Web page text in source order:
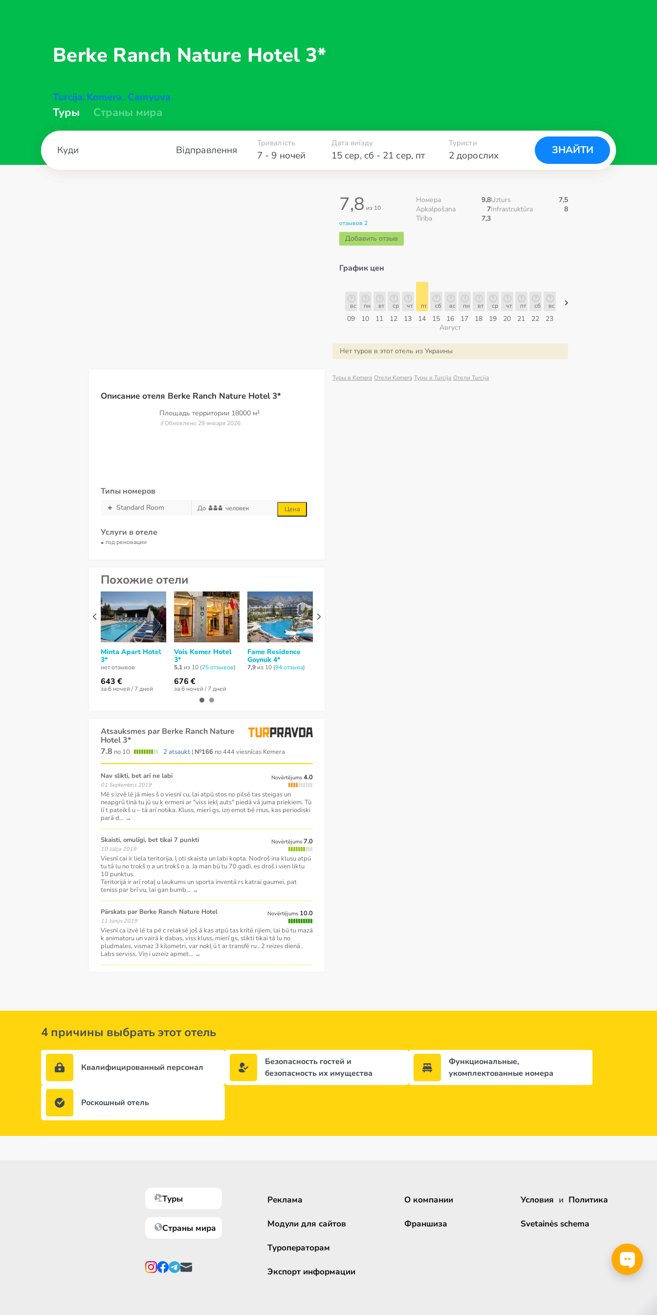
Berke Ranch Nature Hotel 3*
Turcija, Kemera , Camyuva
Туры Страны мира
Відправлення 7 - 9 ночей
Тривалість Дата виїзду
15 сер, сб - 21 сер, пт 2 дорослих
Туристи
ЗНАЙТИ
Описание отеля Berke Ranch Nature Hotel 3*
Площадь территории 18000 м²
// Обновлено 29 января 2026
Типы номеров
Standard Room До человек Цена
Услуги в отеле
год реновации
7,8 из 10
отзывов 2
Добавить отзыв
Номера
9,8
Apkalpošana
7
Tīrība
7,3
Uzturs
7,5
Infrastruktūra
8
График цен
09
вс
10
пн
11
вт
12
ср
13
чт
14
пт
15
сб
16
вс
17
пн
18
вт
19
ср
20
чт
21
пт
22
сб
23
вс
Август
Нет туров в этот отель из Украины
Туры в Kemera Отели Kemera Туры в Turcija Отели Turcija
Похожие отели
Minta Apart Hotel
3*
нет отзывов
643 €
за 6 ночей / 7 дней
Vois Kemer Hotel
3*
5,1 из 10 (25 отзывов)
676 €
за 6 ночей / 7 дней
Fame Residence
Goynuk 4*
7,9 из 10 (94 отзывa)
Atsauksmes par Berke Ranch Nature
Hotel 3*
7.8 no 10 2 atsaukt | №166 no 444 viesnīcas Kemera
Nav slikti, bet arī ne labi
01 Septembris 2019
Novērtējums
4.0
Mē s izvē lē jā mies š o viesnī cu, lai atpū stos no pilsē tas steigas un
neapgrū tinā tu jū su ķ ermeni ar "viss iekļ auts" piedā vā juma priekiem. Tū
lī t pateikš u – tā arī notika. Kluss, mierī gs, izņ emot bē rnus, kas periodiski
parā d... →
Skaisti, omulīgi, bet tikai 7 punkti
10 Jūlija 2019
Novērtējums
7.0
Viesnī cai ir liela teritorija, ļ oti skaista un labi kopta. Nodroš ina klusu atpū
tu tā lu no trokš ņ a un trokš ņ a. Ja man bū tu 70 gadi, es droš i vien liktu
10 punktus.
Teritorijā ir arī rotaļ u laukums un sporta inventā rs katrai gaumei, pat
teniss par brī vu, lai gan bumb... →
Pārskats par Berke Ranch Nature Hotel
11 Jūnijs 2019
Novērtējums
10.0
Viesnī ca izvē lē ta pē c relaksē još ā kas atpū tas kritē rijiem, lai bū tu mazā
k animatoru un vairā k dabas, viss kluss, mierī gs, slikti tikai tā lu no
pludmales, vismaz 3 kilometri, var nokļ ū t ar transfē ru , 2 reizes dienā .
Labs serviss. Viņ i uzreiz apmet... →
4 причины выбрать этот отель
Квалифицированный персонал
Безопасность гостей и
безопасность их имущества
Функциональные,
укомплектованные номера
Роскошный отель
Туры
Страны мира
Реклама
Модули для сайтов
Туроператорам
Экспорт информации
О компании
Франшиза
Условия и Политика
Svetainės schema